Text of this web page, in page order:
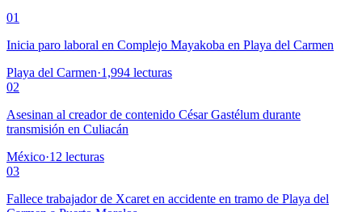
01
Inicia paro laboral en Complejo Mayakoba en Playa del Carmen
Playa del Carmen·1,994 lecturas
02
Asesinan al creador de contenido César Gastélum durante
transmisión en Culiacán
México·12 lecturas
03
Fallece trabajador de Xcaret en accidente en tramo de Playa del